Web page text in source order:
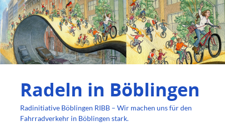
Radeln in Böblingen
Radinitiative Böblingen RIBB – Wir machen uns für den
Fahrradverkehr in Böblingen stark.